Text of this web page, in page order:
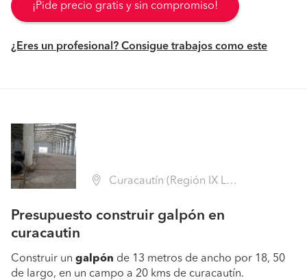
¡Pide precio gratis y sin compromiso!
¿Eres un profesional? Consigue trabajos como este
Curacautín (Región IX La Araucanía - Malleco)
Presupuesto construir galpón en
curacautin
Construir un galpón de 13 metros de ancho por 18, 50
de largo, en un campo a 20 kms de curacautín.